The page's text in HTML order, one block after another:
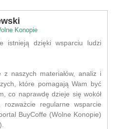
Konopie
istnieją dzięki wsparciu ludzi
z naszych materiałów, analiz i
które pomagają Wam być
co naprawdę dzieje się wokół
regularne wsparcie
BuyCoffe (Wolne Konopie)